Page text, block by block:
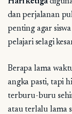
Hari ketiga
dan perjalanan
penting agar
pelajari selagi
Berapa lama
angka pasti, tapi
terburu-buru
atau terlalu lama